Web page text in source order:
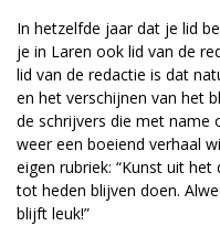
In hetzelfde jaar dat je lid
je in Laren ook lid van de
lid van de redactie is dat
en het verschijnen van het
de schrijvers die met name
weer een boeiend verhaal
eigen rubriek: “Kunst uit
tot heden blijven doen.
blijft leuk!”